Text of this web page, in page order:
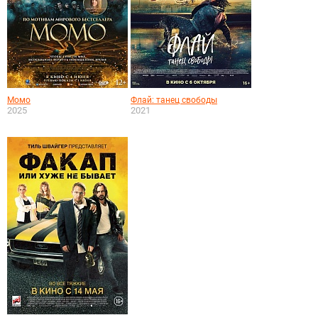
Момо
2025
Флай: танец свободы
2021